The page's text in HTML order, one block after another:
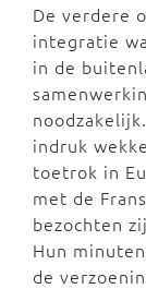
De verdere
integratie
in de
indruk
toetrok in
met de
bezochten
Hun
de